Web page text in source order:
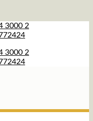
3000 2
3000 2